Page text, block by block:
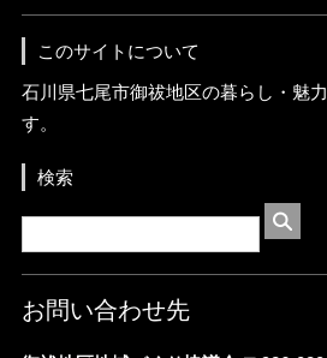
このサイトについて
石川県七尾市御祓地区の暮らし・魅
す。
検索
お問い合わせ先